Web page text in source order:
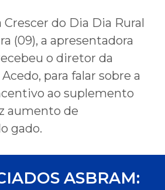
do Dia Dia Rural
(09), a apresentadora
o diretor da
para falar sobre a
ao suplemento
aumento de
gado.
ASBRAM: